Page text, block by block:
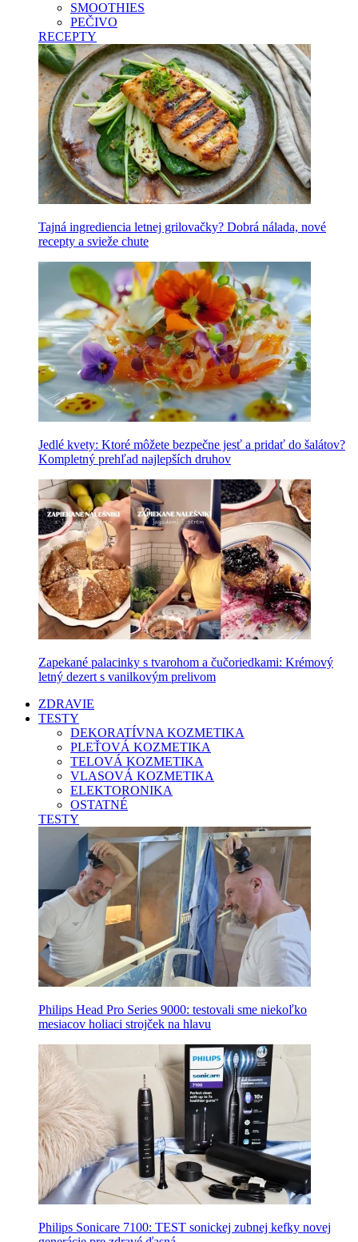
SMOOTHIES
PEČIVO
RECEPTY
Tajná ingrediencia letnej grilovačky? Dobrá nálada, nové
recepty a svieže chute
Jedlé kvety: Ktoré môžete bezpečne jesť a pridať do šalátov?
Kompletný prehľad najlepších druhov
Zapekané palacinky s tvarohom a čučoriedkami: Krémový
letný dezert s vanilkovým prelivom
ZDRAVIE
TESTY
DEKORATÍVNA KOZMETIKA
PLEŤOVÁ KOZMETIKA
TELOVÁ KOZMETIKA
VLASOVÁ KOZMETIKA
ELEKTORONIKA
OSTATNÉ
TESTY
Philips Head Pro Series 9000: testovali sme niekoľko
mesiacov holiaci strojček na hlavu
Philips Sonicare 7100: TEST sonickej zubnej kefky novej